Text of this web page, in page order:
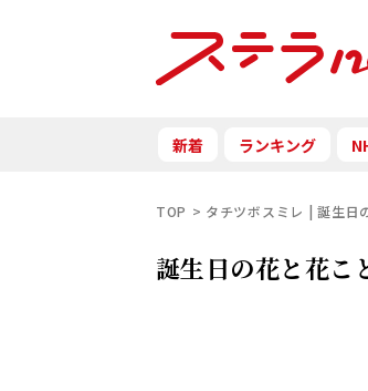
新着 ランキング
TOP タチツボスミレ | 誕生日
誕生日の花と花こ